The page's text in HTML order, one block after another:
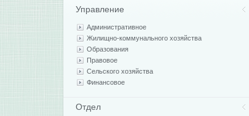
Управление
Административное
Жилищно-коммунального хозяйства
Образования
Правовое
Сельского хозяйства
Финансовое
Отдел